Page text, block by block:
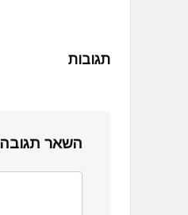
תגובות
השאר תגובה